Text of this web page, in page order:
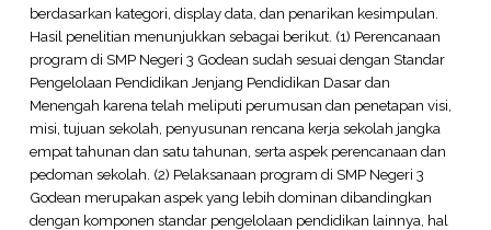
berdasarkan kategori, display data, dan penarikan kesimpulan.
Hasil penelitian menunjukkan sebagai berikut. (1) Perencanaan
program di SMP Negeri 3 Godean sudah sesuai dengan Standar
Pengelolaan Pendidikan Jenjang Pendidikan Dasar dan
Menengah karena telah meliputi perumusan dan penetapan visi,
misi, tujuan sekolah, penyusunan rencana kerja sekolah jangka
empat tahunan dan satu tahunan, serta aspek perencanaan dan
pedoman sekolah. (2) Pelaksanaan program di SMP Negeri 3
Godean merupakan aspek yang lebih dominan dibandingkan
dengan komponen standar pengelolaan pendidikan lainnya, hal